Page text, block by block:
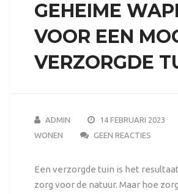
GEHEIME
VOOR EEN
VERZORGDE
ADMIN
14 FEBRUARI 2023
WONEN
GEEN REACTIES
Een verzorgde tuin is het
zorg voor de natuur. Maar hoe